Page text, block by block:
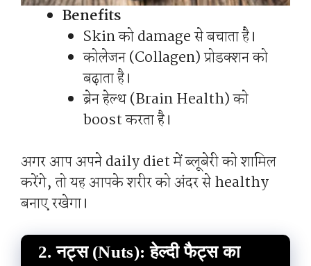
Benefits
Skin को damage से बचाता है।
कोलेजन (Collagen) प्रोडक्शन को
बढ़ाता है।
ब्रेन हेल्थ (Brain Health) को
boost करता है।
अगर आप अपने daily diet में ब्लूबेरी को शामिल
करेंगे, तो यह आपके शरीर को अंदर से healthy
बनाए रखेगा।
2. नट्स (Nuts): हेल्दी फैट्स का